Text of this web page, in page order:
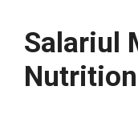
Salariul